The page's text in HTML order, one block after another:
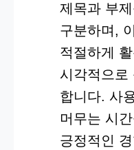
제목과 부
구분하며,
적절하게
시각적으로
합니다. 사
머무는 시
긍정적인